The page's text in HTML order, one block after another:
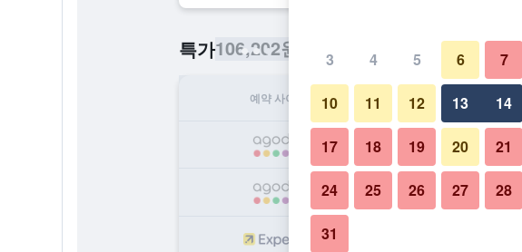
특가106,202원
예약 사이트 1박당 총액
106,202원
130,739원
3 4 5 6 7
10 11 12 13 14
17 18 19 20 21
24 25 26 27 28
31